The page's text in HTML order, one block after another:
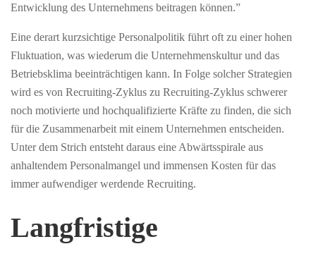
Entwicklung des Unternehmens beitragen können.”
Eine derart kurzsichtige Personalpolitik führt oft zu einer hohen
Fluktuation, was wiederum die Unternehmenskultur und das
Betriebsklima beeinträchtigen kann. In Folge solcher Strategien
wird es von Recruiting-Zyklus zu Recruiting-Zyklus schwerer
noch motivierte und hochqualifizierte Kräfte zu finden, die sich
für die Zusammenarbeit mit einem Unternehmen entscheiden.
Unter dem Strich entsteht daraus eine Abwärtsspirale aus
anhaltendem Personalmangel und immensen Kosten für das
immer aufwendiger werdende Recruiting.
Langfristige